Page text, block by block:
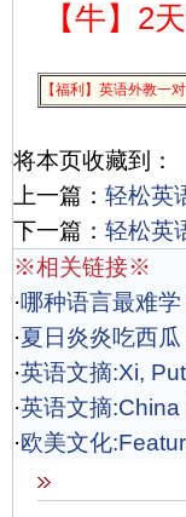
【牛】2
【福利】英语外教一
将本页收藏到：
上一篇： 轻松英
下一篇： 轻松英
※相关链接※
·哪种语言最难学
·夏日炎炎吃西
·英语文摘:Xi,
·英语文摘
·欧美文化